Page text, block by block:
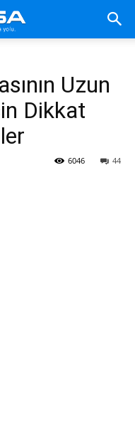
Uzun
Dikkat
44
6046